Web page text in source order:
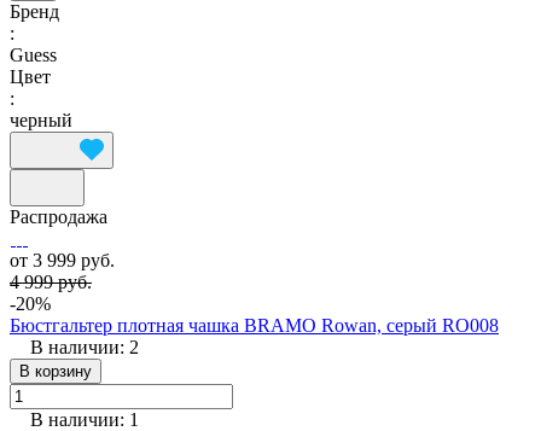
Бренд
:
Guess
Цвет
:
черный
Распродажа
от 3 999 руб.
4 999 руб.
-20%
Бюстгальтер плотная чашка BRAMO Rowan, серый RO008
В наличии: 2
В корзину
В наличии: 1